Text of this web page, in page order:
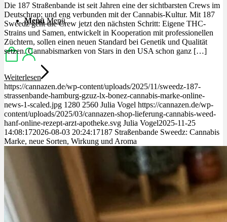
Menü Menü
Die 187 Straßenbande ist seit Jahren eine der sichtbarsten Crews im
Deutschrap: und eng verbunden mit der Cannabis-Kultur. Mit 187
Sweedz geht die Crew jetzt den nächsten Schritt: Eigene THC-
Strains und Samen, entwickelt in Kooperation mit professionellen
Züchtern, sollen einen neuen Standard bei Genetik und Qualität
setzen. Cannabismarken von Stars in den USA schon ganz […]
Weiterlesen
https://cannazen.de/wp-content/uploads/2025/11/sweedz-187-
strassenbande-hamburg-gzuz-lx-bonez-cannabis-marke-online-
news-1-scaled.jpg 1280 2560 Julia Vogel https://cannazen.de/wp-
content/uploads/2025/03/cannazen-shop-lieferung-cannabis-weed-
hanf-online-rezept-arzt-apotheke.svg Julia Vogel2025-11-25
14:08:172026-08-03 20:24:17187 Straßenbande Sweedz: Cannabis
Marke, neue Sorten, Wirkung und Aroma